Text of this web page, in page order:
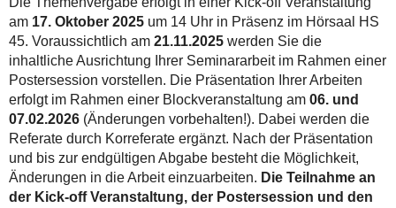
am 17. Oktober 2025um 14 Uhr in Präsenz im Hörsaal HS
45. Voraussichtlich am21.11.2025werden Sie die
inhaltliche Ausrichtung Ihrer Seminararbeit im Rahmen einer
Postersession vorstellen. Die Präsentation Ihrer Arbeiten
erfolgt im Rahmen einer Blockveranstaltung am 06. und
07.02.2026(Änderungen vorbehalten!). Dabei werden die
Referate durch Korreferate ergänzt. Nach der Präsentation
und bis zur endgültigen Abgabe besteht die Möglichkeit,
Änderungen in die Arbeit einzuarbeiten. Die Teilnahme an
der Kick-off Veranstaltung, der Postersession und den